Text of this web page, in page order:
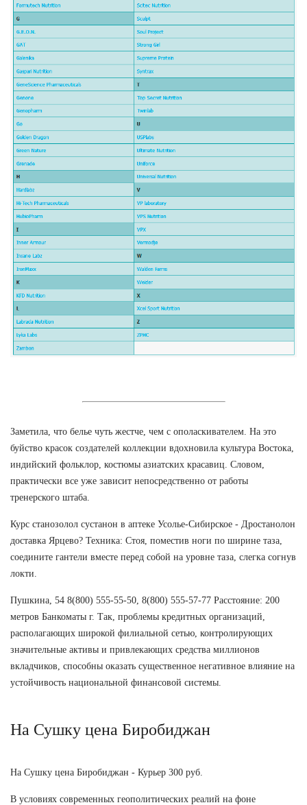
Заметила, что белье чуть жестче, чем с ополаскивателем. На это
буйство красок создателей коллекции вдохновила культура Востока,
индийский фольклор, костюмы азиатских красавиц. Словом,
практически все уже зависит непосредственно от работы
тренерского штаба.
Курс станозолол сустанон в аптеке Усолье-Сибирское - Дростанолон
доставка Ярцево? Техника: Стоя, поместив ноги по ширине таза,
соедините гантели вместе перед собой на уровне таза, слегка согнув
локти.
Пушкина, 54 8(800) 555-55-50, 8(800) 555-57-77 Расстояние: 200
метров Банкоматы г. Так, проблемы кредитных организаций,
располагающих широкой филиальной сетью, контролирующих
значительные активы и привлекающих средства миллионов
вкладчиков, способны оказать существенное негативное влияние на
устойчивость национальной финансовой системы.
На Сушку цена Биробиджан
На Сушку цена Биробиджан - Курьер 300 руб.
В условиях современных геополитических реалий на фоне